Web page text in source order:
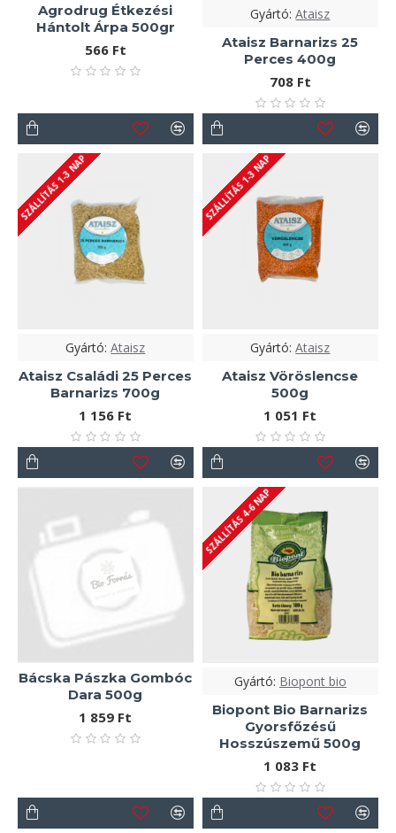
Agrodrug Étkezési
Hántolt Árpa 500gr
566 Ft
Gyártó: Ataisz
Ataisz Barnarizs 25
Perces 400g
708 Ft
SZÁLLÍTÁS 1-3 NAP
Gyártó: Ataisz
Ataisz Családi 25 Perces
Barnarizs 700g
1 156 Ft
SZÁLLÍTÁS 1-3 NAP
Gyártó: Ataisz
Ataisz Vöröslencse
500g
1 051 Ft
Bácska Pászka Gombóc
Dara 500g
1 859 Ft
SZÁLLÍTÁS 4-6 NAP
Gyártó: Biopont bio
Biopont Bio Barnarizs
Gyorsfőzésű
Hosszúszemű 500g
1 083 Ft